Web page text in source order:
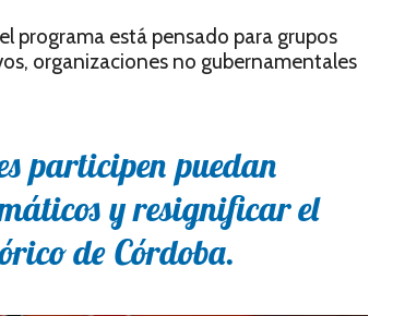
programa está pensado para grupos
organizaciones no gubernamentales
participen puedan
y resignificar el
de Córdoba.